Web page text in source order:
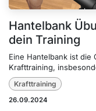
Hantelbank
dein Training
Eine Hantelbank ist die
Krafttraining,
Krafttraining
26.09.2024